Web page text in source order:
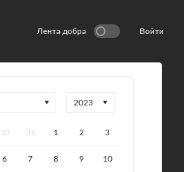
Лента добра Войти
30 31 1 2 3
6 7 8 9 10